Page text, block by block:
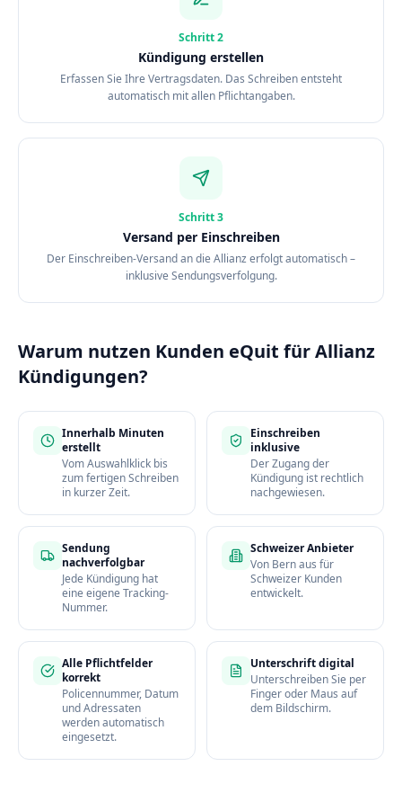
Schritt2
Kündigung erstellen
Erfassen Sie Ihre Vertragsdaten. Das Schreiben entsteht
automatisch mit allen Pflichtangaben.
Schritt3
Versand per Einschreiben
Der Einschreiben-Versand an die Allianz erfolgt automatisch –
inklusive Sendungsverfolgung.
Warum nutzen Kunden eQuit für Allianz
Kündigungen?
Innerhalb Minuten
erstellt
Vom Auswahlklick bis
zum fertigen Schreiben
in kurzer Zeit.
Einschreiben
inklusive
Der Zugang der
Kündigung ist rechtlich
nachgewiesen.
Sendung
nachverfolgbar
Jede Kündigung hat
eine eigene Tracking-
Nummer.
Schweizer Anbieter
Von Bern aus für
Schweizer Kunden
entwickelt.
Alle Pflichtfelder
korrekt
Policennummer, Datum
und Adressaten
werden automatisch
eingesetzt.
Unterschrift digital
Unterschreiben Sie per
Finger oder Maus auf
dem Bildschirm.